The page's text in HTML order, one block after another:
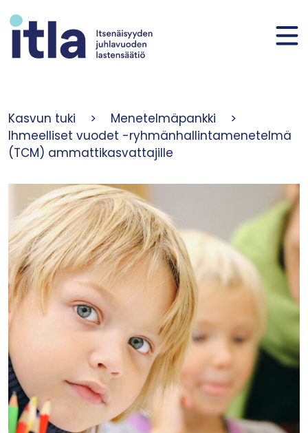
Kasvun tuki > Menetelmäpankki
>
Ihmeelliset vuodet -ryhmänhallintamenetelmä
(TCM) ammattikasvattajille